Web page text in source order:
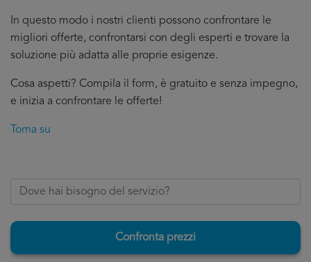
In questo modo i nostri clienti possono confrontare le
migliori offerte, confrontarsi con degli esperti e trovare la
soluzione più adatta alle proprie esigenze.
Cosa aspetti? Compila il form, è gratuito e senza impegno,
e inizia a confrontare le offerte!
Torna su
Confronta prezzi